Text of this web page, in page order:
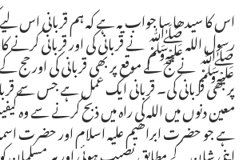
اس کا سیدھا سا جواب یہ ہے کہ ہم قربانی اس
رسول اللہ ﷺ نے قربانی کی اور قربانی کرنے
ﷺ نے حج کے موقع پر بھی قربانی کی اور حج کے
پر بھی قربانی کی۔ قربانی ایک عمل ہے جس سے
معین دنوں میں اللہ کی راہ میں ذبح کرنے سے وہ
ہے جو حضرت ابراھیم علیہ اسلام اور حضرت